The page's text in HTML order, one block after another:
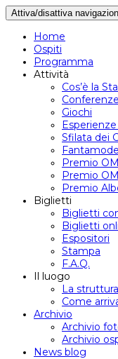
Attiva/disattiva
Home
Ospiti
Programma
Attività
Cos’è la
Conferenze
Giochi
Sfilata dei
Premio
Premio
Premio
Biglietti
Biglietti
Biglietti
Espositori
Stampa
F.A.Q.
Il luogo
La
Come
Archivio
Archivio
Archivio
News blog